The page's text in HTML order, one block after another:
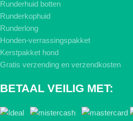
Runderhuid botten
Runderkophuid
Runderlong
Honden-verrassingspakket
Kerstpakket hond
Gratis verzending en verzendkosten
BETAAL VEILIG MET: